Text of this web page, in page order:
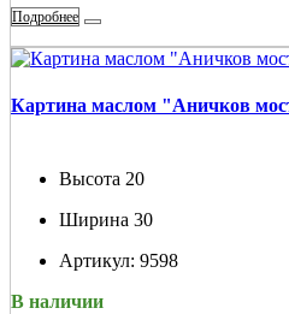
Подробнее
Картина маслом "Аничков
Высота 20
Ширина 30
Артикул: 9598
В наличии